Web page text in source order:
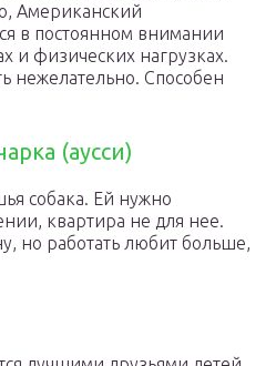
Американский
в постоянном внимании
и физических нагрузках.
нежелательно. Способен
(аусси)
собака. Ей нужно
квартира не для нее.
но работать любит больше,